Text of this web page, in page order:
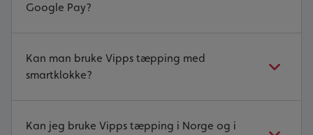
Google Pay?
Kan man bruke Vipps tæpping med
smartklokke?
Kan jeg bruke Vipps tæpping i Norge og i